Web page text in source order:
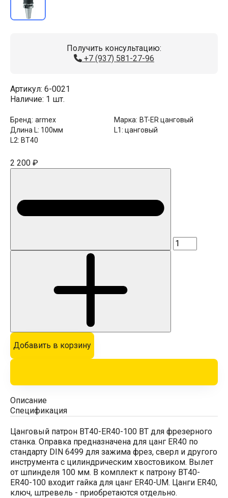
Получить консультацию:
+7 (937) 581-27-96
Артикул: 6-0021
Наличие: 1 шт.
Бренд: armex Марка: BT-ER цанговый
Длина L: 100мм L1: цанговый
L2: BT40
2 200 ₽
Добавить в корзину
Описание
Спецификация
Цанговый патрон BT40-ER40-100 BT для фрезерного
станка. Оправка предназначена для цанг ER40 по
стандарту DIN 6499 для зажима фрез, сверл и другого
инструмента с цилиндрическим хвостовиком. Вылет
от шпинделя 100 мм. В комплект к патрону BT40-
ER40-100 входит гайка для цанг ER40-UM. Цанги ER40,
ключ, штревель - приобретаются отдельно.